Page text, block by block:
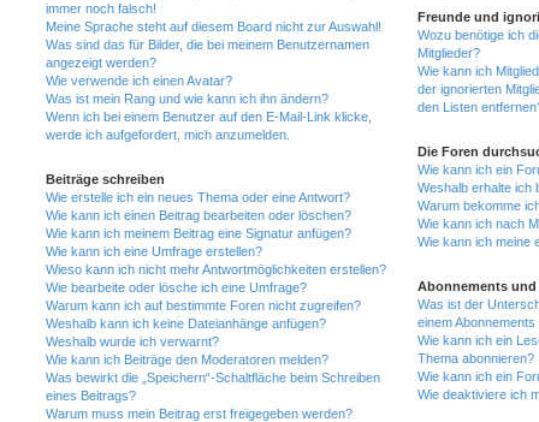
immer noch falsch!
Meine Sprache steht auf diesem Board nicht zur Auswahl!
Was sind das für Bilder, die bei meinem Benutzernamen
angezeigt werden?
Wie verwende ich einen Avatar?
Was ist mein Rang und wie kann ich ihn ändern?
Wenn ich bei einem Benutzer auf den E-Mail-Link klicke,
werde ich aufgefordert, mich anzumelden.
Beiträge schreiben
Wie erstelle ich ein neues Thema oder eine Antwort?
Wie kann ich einen Beitrag bearbeiten oder löschen?
Wie kann ich meinem Beitrag eine Signatur anfügen?
Wie kann ich eine Umfrage erstellen?
Wieso kann ich nicht mehr Antwortmöglichkeiten erstellen?
Wie bearbeite oder lösche ich eine Umfrage?
Warum kann ich auf bestimmte Foren nicht zugreifen?
Weshalb kann ich keine Dateianhänge anfügen?
Weshalb wurde ich verwarnt?
Wie kann ich Beiträge den Moderatoren melden?
Was bewirkt die „Speichern“-Schaltfläche beim Schreiben
eines Beitrags?
Warum muss mein Beitrag erst freigegeben werden?
Freunde und
Wozu benötige ich
Mitglieder?
Wie kann ich
der ignorierten
den Listen
Die Foren
Wie kann ich ein
Weshalb erhalte ich
Warum bekomme
Wie kann ich nach
Wie kann ich meine
Abonnements und
Was ist der
einem
Wie kann ich ein
Thema abonnieren?
Wie kann ich ein
Wie deaktiviere ich